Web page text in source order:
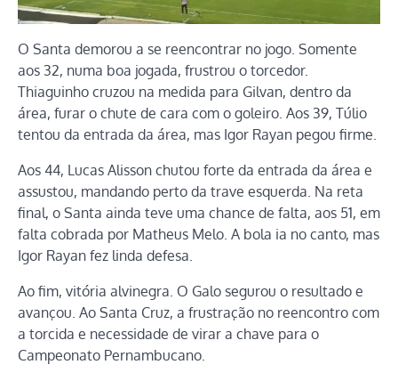
O Santa demorou a se reencontrar no jogo. Somente
aos 32, numa boa jogada, frustrou o torcedor.
Thiaguinho cruzou na medida para Gilvan, dentro da
área, furar o chute de cara com o goleiro. Aos 39, Túlio
tentou da entrada da área, mas Igor Rayan pegou firme.
Aos 44, Lucas Alisson chutou forte da entrada da área e
assustou, mandando perto da trave esquerda. Na reta
final, o Santa ainda teve uma chance de falta, aos 51, em
falta cobrada por Matheus Melo. A bola ia no canto, mas
Igor Rayan fez linda defesa.
Ao fim, vitória alvinegra. O Galo segurou o resultado e
avançou. Ao Santa Cruz, a frustração no reencontro com
a torcida e necessidade de virar a chave para o
Campeonato Pernambucano.